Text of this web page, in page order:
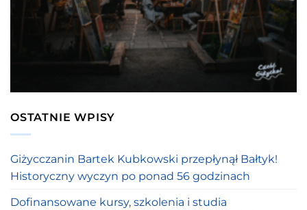
OSTATNIE WPISY
Giżycczanin Bartek Kubkowski przepłynął Bałtyk!
Historyczny wyczyn po ponad 56 godzinach
Dofinansowane kursy, szkolenia i studia